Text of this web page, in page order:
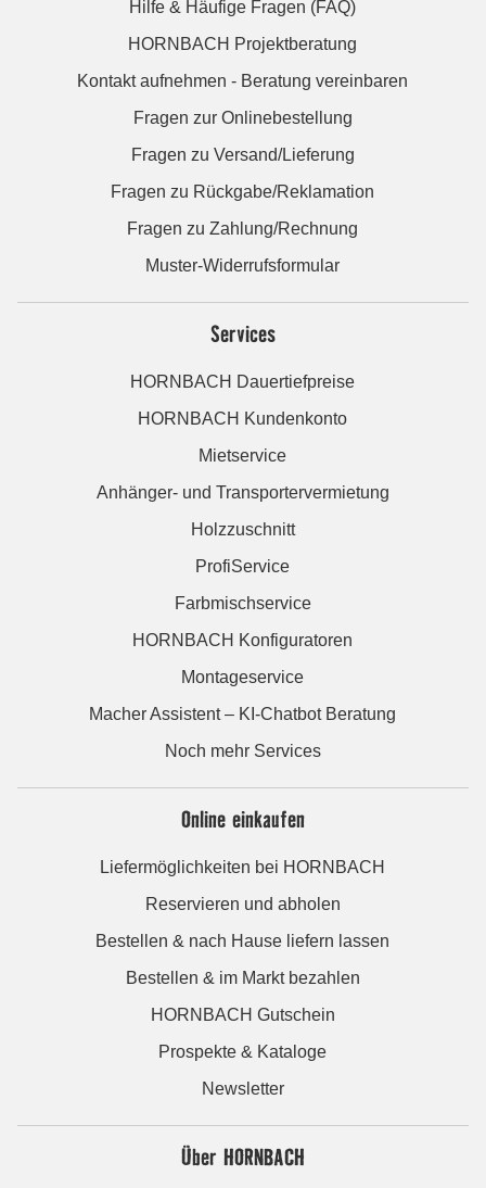
Hilfe & Häufige Fragen (FAQ)
HORNBACH Projektberatung
Kontakt aufnehmen - Beratung vereinbaren
Fragen zur Onlinebestellung
Fragen zu Versand/Lieferung
Fragen zu Rückgabe/Reklamation
Fragen zu Zahlung/Rechnung
Muster-Widerrufsformular
Services
HORNBACH Dauertiefpreise
HORNBACH Kundenkonto
Mietservice
Anhänger- und Transportervermietung
Holzzuschnitt
ProfiService
Farbmischservice
HORNBACH Konfiguratoren
Montageservice
Macher Assistent – KI-Chatbot Beratung
Noch mehr Services
Online einkaufen
Liefermöglichkeiten bei HORNBACH
Reservieren und abholen
Bestellen & nach Hause liefern lassen
Bestellen & im Markt bezahlen
HORNBACH Gutschein
Prospekte & Kataloge
Newsletter
Über HORNBACH